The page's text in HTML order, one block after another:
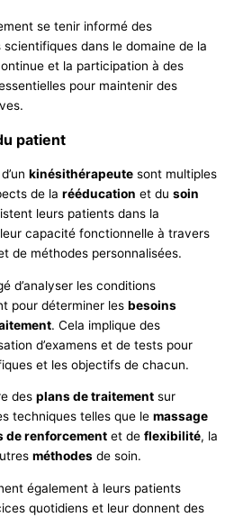
se tenir informé des
dans le domaine de la
et la participation à des
pour maintenir des
patient
d’un kinésithérapeute sont multiples
de la rééducation et du soin
leurs patients dans la
capacité fonctionnelle à travers
de méthodes personnalisées.
d’analyser les conditions
pour déterminer les besoins
. Cela implique des
d’examens et de tests pour
et les objectifs de chacun.
des plans de traitement sur
techniques telles que le massage
de renforcement et de flexibilité, la
méthodes de soin.
également à leurs patients
quotidiens et leur donnent des